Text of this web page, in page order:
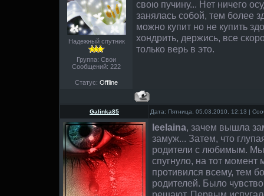
Надежный спутник
Группа: Свои
Сообщений: 222
Статус: Offline
свою пучину... Нет ничего
занялась собой, тем более
можно купит но не купить
хондрить, держись, все
только верь в это.
Galinka85 Дата: Пятница, 05.03.2010, 12:13 |
leelaina, зачем вышла
замуж... Затем, что
родители с любимым.
спугнуло, на тот момент
противился всему, тем
родителей. Было